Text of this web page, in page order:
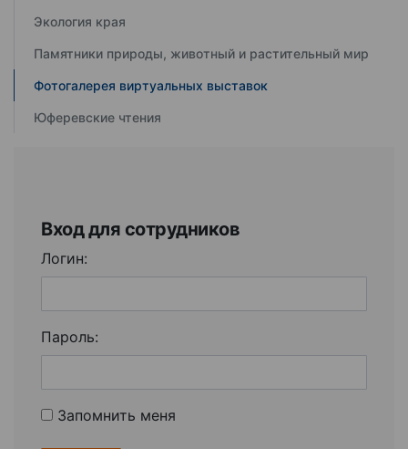
Экология края
Памятники природы, животный и растительный мир
Фотогалерея виртуальных выставок
Юферевские чтения
Вход для сотрудников
Логин:
Пароль:
Запомнить меня